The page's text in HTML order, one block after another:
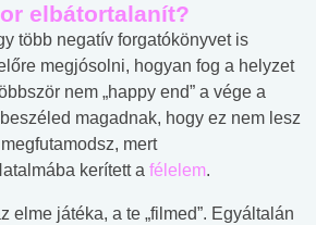
elbátortalanít?
több negatív forgatókönyvet is
megjósolni, hogyan fog a helyzet
nem „happy end” a vége a
magadnak, hogy ez nem lesz
mert
kerített a félelem.
elme játéka, a te „filmed”. Egyáltalán